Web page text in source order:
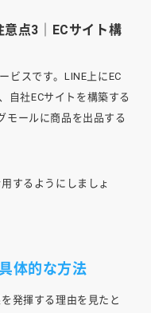
意点3｜ECサイト構
ビスです。LINE上にEC
自社ECサイトを構築する
モールに商品を出品する
するようにしましょ
体的な方法
発揮する理由を見たと